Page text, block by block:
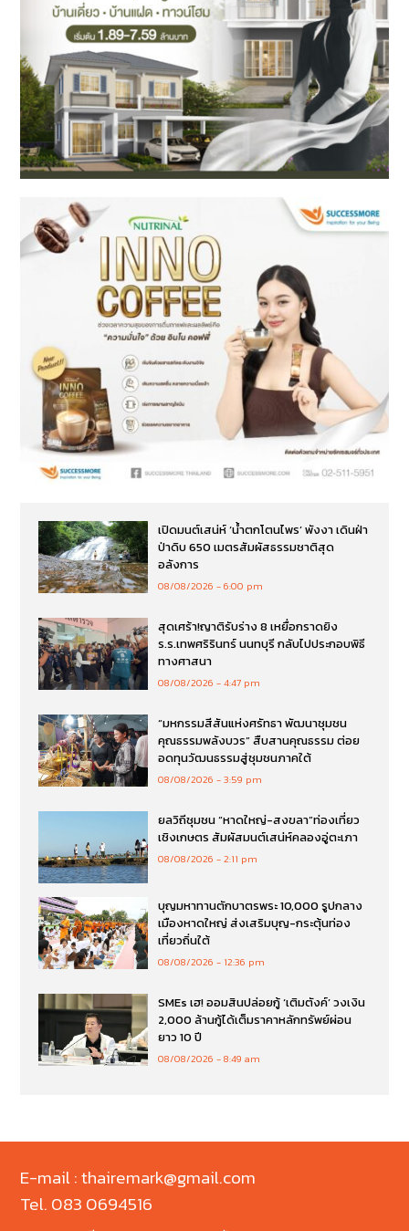
เปิดมนต์เสน่ห์ ‘น้ำตกโตนไพร’ พังงา เดินฝ่า
ป่าดิบ 650 เมตรสัมผัสธรรมชาติสุด
อลังการ
08/08/2026 6:00 pm
สุดเศร้า!ญาติรับร่าง 8 เหยื่อกราดยิง
ร.ร.เทพศริรินทร์ นนทบุรี กลับไปประกอบพิธี
ทางศาสนา
08/08/2026 4:47 pm
“มหกรรมสีสันแห่งศรัทธา พัฒนาชุมชน
คุณธรรมพลังบวร” สืบสานคุณธรรม ต่อย
อดทุนวัฒนธรรมสู่ชุมชนภาคใต้
08/08/2026 3:59 pm
ยลวิถีชุมชน “หาดใหญ่-สงขลา”ท่องเที่ยว
เชิงเกษตร สัมผัสมนต์เสน่ห์คลองอู่ตะเภา
08/08/2026 2:11 pm
บุญมหาทานตักบาตรพระ 10,000 รูปกลาง
เมืองหาดใหญ่ ส่งเสริมบุญ-กระตุ้นท่อง
เที่ยวถิ่นใต้
08/08/2026 12:36 pm
SMEs เฮ! ออมสินปล่อยกู้ ‘เติมตังค์’ วงเงิน
2,000 ล้านกู้ได้เต็มราคาหลักทรัพย์ผ่อน
ยาว 10 ปี
08/08/2026 8:49 am
E-mail : thairemark@gmail.com
Tel. 083 0694516